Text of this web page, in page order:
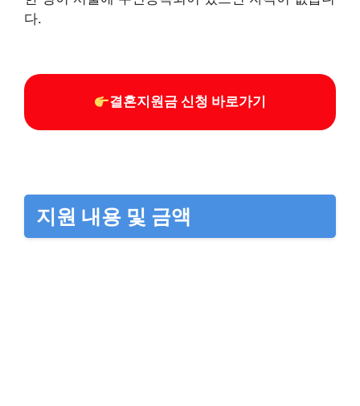
다.
결혼지원금 신청 바로가기
지원 내용 및 금액